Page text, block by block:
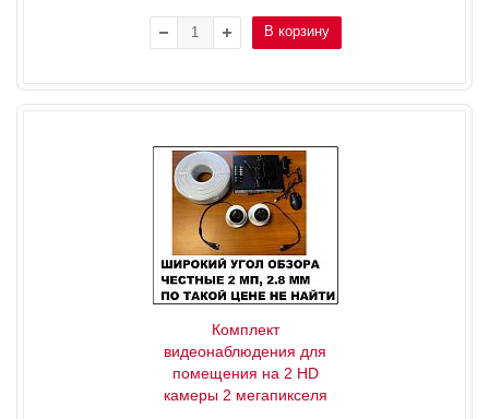
В корзину
Комплект
видеонаблюдения для
помещения на 2 HD
камеры 2 мегапикселя